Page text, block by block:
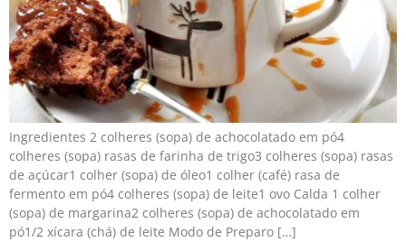
Ingredientes 2 colheres (sopa) de achocolatado em pó4
colheres (sopa) rasas de farinha de trigo3 colheres (sopa) rasas
de açúcar1 colher (sopa) de óleo1 colher (café) rasa de
fermento em pó4 colheres (sopa) de leite1 ovo Calda 1 colher
(sopa) de margarina2 colheres (sopa) de achocolatado em
pó1/2 xícara (chá) de leite Modo de Preparo […]